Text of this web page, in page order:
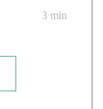
3 min